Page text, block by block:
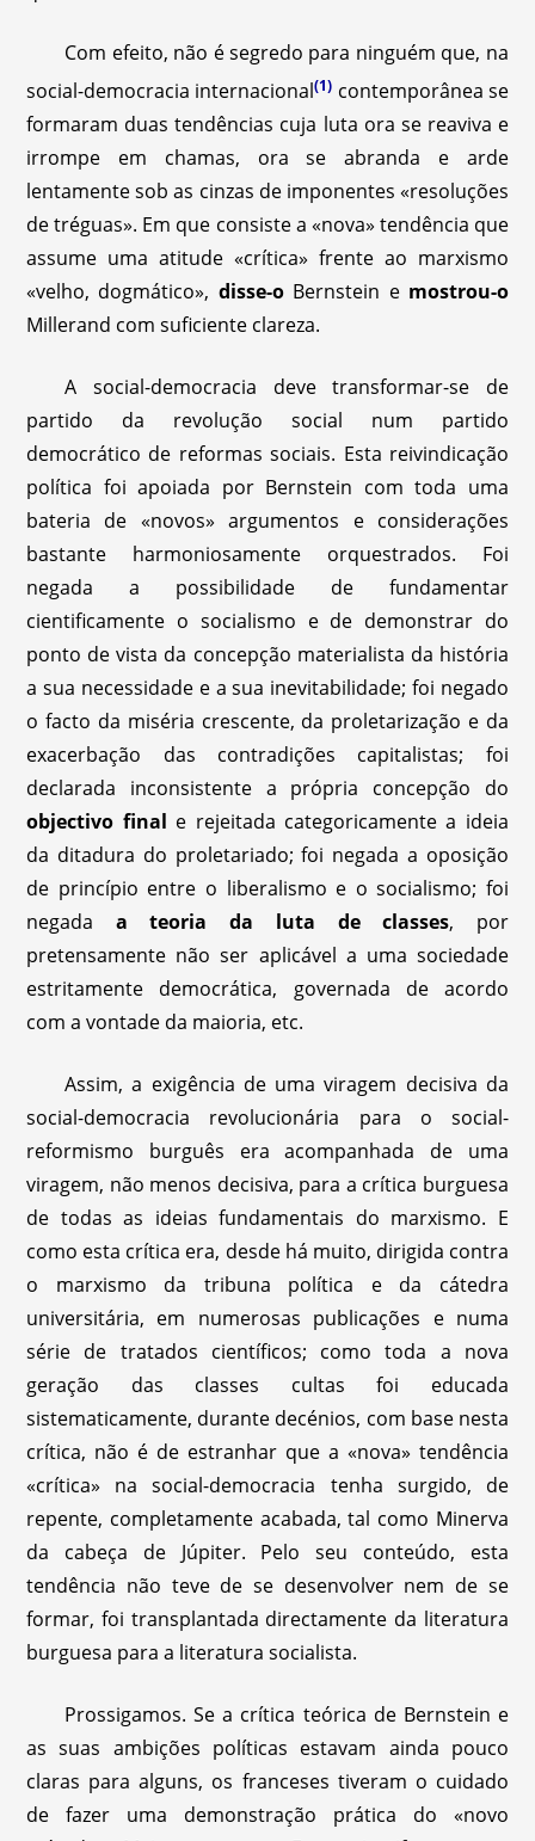
Com efeito, não é segredo para ninguém que, na
social-democracia internacional(1) contemporânea se
formaram duas tendências cuja luta ora se reaviva e
irrompe em chamas, ora se abranda e arde
lentamente sob as cinzas de imponentes «resoluções
de tréguas». Em que consiste a «nova» tendência que
assume uma atitude «crítica» frente ao marxismo
«velho, dogmático», disse-oBernstein e mostrou-o
Millerand com suficiente clareza.
A social-democracia deve transformar-se de
partido da revolução social num partido
democrático de reformas sociais. Esta reivindicação
política foi apoiada por Bernstein com toda uma
bateria de «novos» argumentos e considerações
bastante harmoniosamente orquestrados. Foi
negada a possibilidade de fundamentar
cientificamente o socialismo e de demonstrar do
ponto de vista da concepção materialista da história
a sua necessidade e a sua inevitabilidade; foi negado
o facto da miséria crescente, da proletarização e da
exacerbação das contradições capitalistas; foi
declarada inconsistente a própria concepção do
objectivo final e rejeitada categoricamente a ideia
da ditadura do proletariado; foi negada a oposição
de princípio entre o liberalismo e o socialismo; foi
negada a teoria da luta de classes, por
pretensamente não ser aplicável a uma sociedade
estritamente democrática, governada de acordo
com a vontade da maioria, etc.
Assim, a exigência de uma viragem decisiva da
social-democracia revolucionária para o social-
reformismo burguês era acompanhada de uma
viragem, não menos decisiva, para a crítica burguesa
de todas as ideias fundamentais do marxismo. E
como esta crítica era, desde há muito, dirigida contra
o marxismo da tribuna política e da cátedra
universitária, em numerosas publicações e numa
série de tratados científicos; como toda a nova
geração das classes cultas foi educada
sistematicamente, durante decénios, com base nesta
crítica, não é de estranhar que a «nova» tendência
«crítica» na social-democracia tenha surgido, de
repente, completamente acabada, tal como Minerva
da cabeça de Júpiter. Pelo seu conteúdo, esta
tendência não teve de se desenvolver nem de se
formar, foi transplantada directamente da literatura
burguesa para a literatura socialista.
Prossigamos. Se a crítica teórica de Bernstein e
as suas ambições políticas estavam ainda pouco
claras para alguns, os franceses tiveram o cuidado
de fazer uma demonstração prática do «novo